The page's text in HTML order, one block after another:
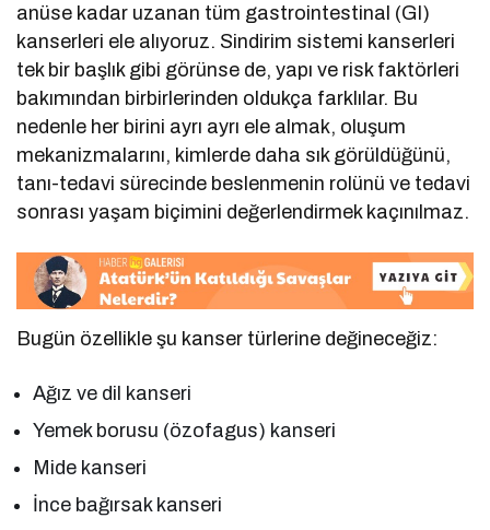
anüse kadar uzanan tüm gastrointestinal (GI)
kanserleri ele alıyoruz. Sindirim sistemi kanserleri
tek bir başlık gibi görünse de, yapı ve risk faktörleri
bakımından birbirlerinden oldukça farklılar. Bu
nedenle her birini ayrı ayrı ele almak, oluşum
mekanizmalarını, kimlerde daha sık görüldüğünü,
tanı-tedavi sürecinde beslenmenin rolünü ve tedavi
sonrası yaşam biçimini değerlendirmek kaçınılmaz.
Bugün özellikle şu kanser türlerine değineceğiz:
Ağız ve dil kanseri
Yemek borusu (özofagus) kanseri
Mide kanseri
İnce bağırsak kanseri